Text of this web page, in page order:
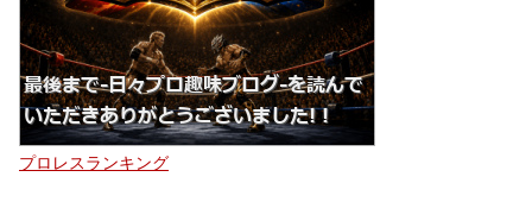
プロレスランキング